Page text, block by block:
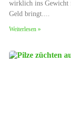
wirklich ins Gewicht
Geld bringt.
Weiterlesen »